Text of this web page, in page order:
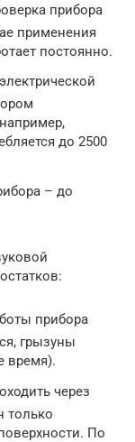
прибора
применения
постоянно.
до 2500
– до
прибора
грызуны
время).
через
только
По